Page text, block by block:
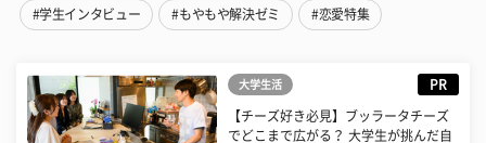
#学生インタビュー #もやもや解決ゼミ #恋愛特集
大学生活 PR
【チーズ好き必見】ブッラータチーズ
でどこまで広がる？ 大学生が挑んだ自